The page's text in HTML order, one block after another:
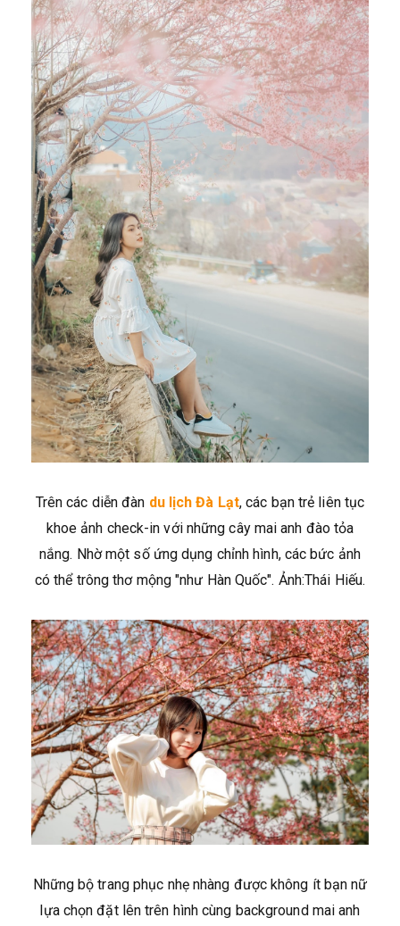
Trên các diễn đàn du lịch Đà Lạt, các bạn trẻ liên tục
khoe ảnh check-in với những cây mai anh đào tỏa
nắng. Nhờ một số ứng dụng chỉnh hình, các bức ảnh
có thể trông thơ mộng "như Hàn Quốc". Ảnh:Thái Hiếu.
Những bộ trang phục nhẹ nhàng được không ít bạn nữ
lựa chọn đặt lên trên hình cùng background mai anh